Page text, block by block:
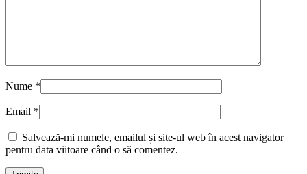
Nume *
Email *
Salvează-mi numele, emailul și site-ul web în acest navigator
pentru data viitoare când o să comentez.